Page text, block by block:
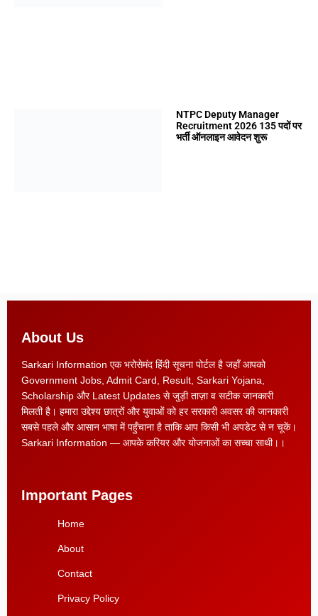
NTPC Deputy Manager
Recruitment 2026 135 पदों पर
भर्ती ऑनलाइन आवेदन शुरू
About Us
Sarkari Information एक भरोसेमंद हिंदी सूचना पोर्टल है जहाँ आपको
Government Jobs, Admit Card, Result, Sarkari Yojana,
Scholarship और Latest Updates से जुड़ी ताज़ा व सटीक जानकारी
मिलती है। हमारा उद्देश्य छात्रों और युवाओं को हर सरकारी अवसर की जानकारी
सबसे पहले और आसान भाषा में पहुँचाना है ताकि आप किसी भी अपडेट से न चूकें।
Sarkari Information — आपके करियर और योजनाओं का सच्चा साथी।।
Important Pages
Home
About
Contact
Privacy Policy